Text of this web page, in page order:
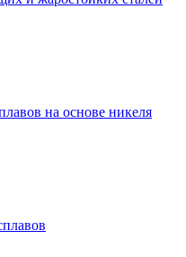
на основе никеля